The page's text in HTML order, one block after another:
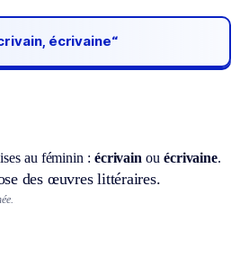
écrivaine“
au féminin : écrivain ou écrivaine.
des œuvres littéraires.